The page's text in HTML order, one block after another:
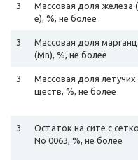
3
Массовая доля железа
e), %, не более
3
Массовая доля
(Mn), %, не более
3
Массовая доля летучих
ществ, %, не более
3
Остаток на сите с
No 0063, %, не более